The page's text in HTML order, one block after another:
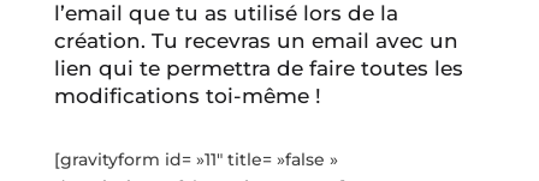
l’email que tu as utilisé lors de la
création. Tu recevras un email avec un
lien qui te permettra de faire toutes les
modifications toi-même !
[gravityform id= »11″ title= »false »